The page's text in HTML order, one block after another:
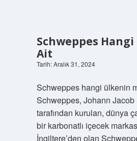
Schweppes
Ait
Tarih: Aralık 31, 2024
Schweppes hangi ülkenin
Schweppes, Johann
tarafından kurulan, dünya
bir karbonatlı içecek
İngiltere’den olan